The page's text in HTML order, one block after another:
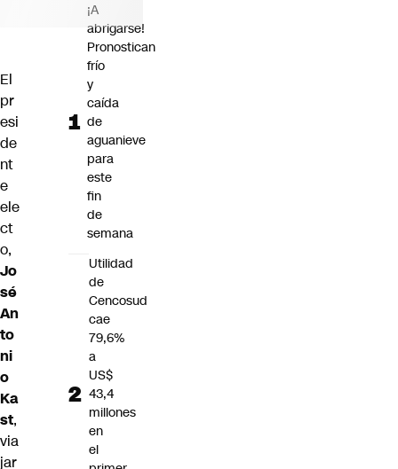
El
pr
esi
de
nt
e
ele
ct
o,
Jo
sé
An
to
ni
o
Ka
st,
via
jar
¡A
abrigarse!
Pronostican
frío
y
caída
de
aguanieve
para
este
fin
de
semana
Utilidad
de
Cencosud
cae
79,6%
a
US$
43,4
millones
en
el